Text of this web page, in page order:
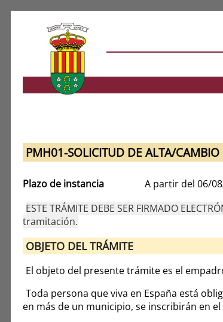
PMH01-SOLICITUD DE ALTA/
Plazo de instancia
A partir del 06/
ESTE TRÁMITE DEBE SER FIRMADO
tramitación.
OBJETO DEL TRÁMITE
El objeto del presente trámite es el
Toda persona que viva en España está
en más de un municipio, se inscribirán en